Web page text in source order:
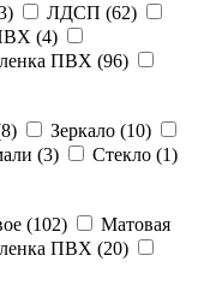
) ЛДСП (62)
(4)
ПВХ (96)
8) Зеркало (10)
(3) Стекло (1)
(102)
Матовая
ПВХ (20)